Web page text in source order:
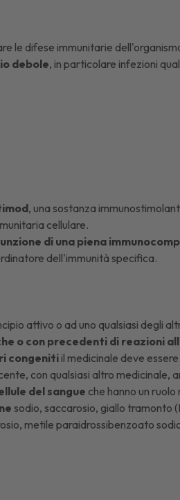
le difese immunitarie
debole, in particolare infezioni
, una sostanza
cellulare.
di una piena
dell'immunità specifica.
attivo o ad uno qualsiasi degli
o con precedenti di reazioni
congenitiil medicinale deve
con qualsiasi altro medicinale,
del sangue che hanno un
sodio, saccarosio, giallo tramonto
metile paraidrossibenzoato